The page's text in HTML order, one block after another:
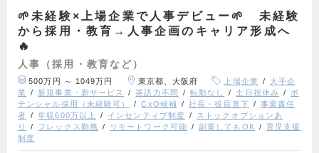
🌱未経験×上場企業で人事デビュー🌱 未経験
から採用・教育→人事企画のキャリア形成へ
🔥
人事（採用・教育など）
500万円 ～ 1049万円 東京都、大阪府 上場企業
大手企
業
新規事業・新サービス 英語力不問 転勤なし 土日祝休み
ポ
テンシャル採用（未経験可）
CxO候補 社長・役員直下
事業責任
者
年収600万以上 インセンティブ制度
ストックオプションあ
り
フレックス勤務 リモートワーク可能 副業してもOK
育児支援
制度